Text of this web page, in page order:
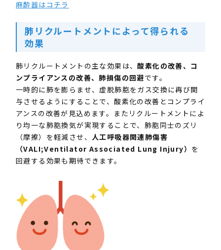
麻酔器はコチラ
肺リクルートメントによって得られる
効果
肺リクルートメントの主な効果は、酸素化の改善、コ
ンプライアンスの改善、肺損傷の回避です。
一時的に肺を膨らませ、虚脱肺胞をガス交換に再び関
与させるようにすることで、酸素化の改善とコンプライ
アンスの改善が見込めます。またリクルートメントによ
り均一な肺胞換気が実現することで、肺胞同士のズリ
（摩擦）を軽減させ、 人工呼吸器関連肺傷害
（VALI;Ventilator Associated Lung Injury） を
回避する効果も期待できます。